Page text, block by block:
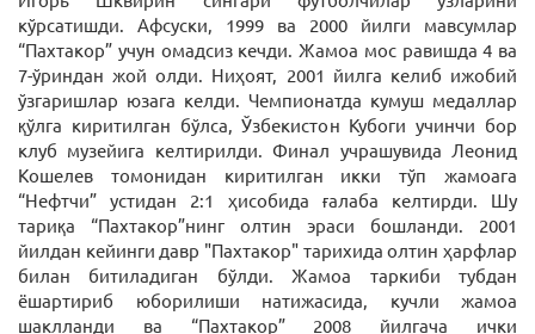
кўрсатишди. Афсуски, 1999 ва 2000 йилги мавсумлар
“Пахтакор” учун омадсиз кечди. Жамоа мос равишда 4 ва
7-ўриндан жой олди. Ниҳоят, 2001 йилга келиб ижобий
ўзгаришлар юзага келди. Чемпионатда кумуш медаллар
қўлга киритилган бўлса, Ўзбекистон Кубоги учинчи бор
клуб музейига келтирилди. Финал учрашувида Леонид
Кошелев томонидан киритилган икки тўп жамоага
“Нефтчи” устидан 2:1 ҳисобида ғалаба келтирди. Шу
тариқа “Пахтакор”нинг олтин эраси бошланди. 2001
йилдан кейинги давр "Пахтакор" тарихида олтин ҳарфлар
билан битиладиган бўлди. Жамоа таркиби тубдан
ёшартириб юборилиши натижасида, кучли жамоа
шаклланди ва “Пахтакор” 2008 йилгача ички